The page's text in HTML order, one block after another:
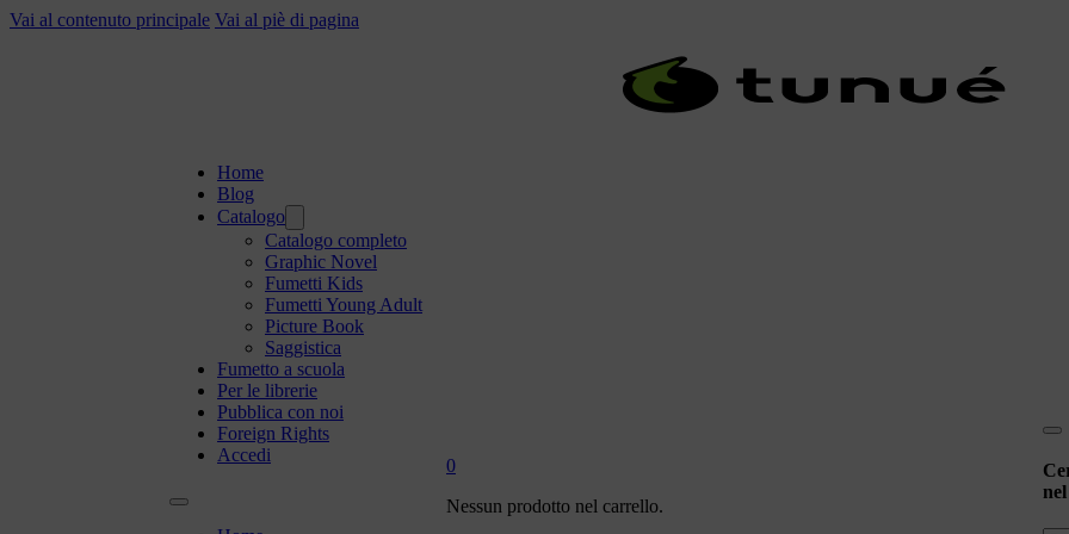
Vai al contenuto principale Vai al piè di pagina
Home
Blog
Catalogo
Catalogo completo
Graphic Novel
Fumetti Kids
Fumetti Young Adult
Picture Book
Saggistica
Fumetto a scuola
Per le librerie
Pubblica con noi
Foreign Rights
Accedi
0
Nessun prodotto nel carrello.